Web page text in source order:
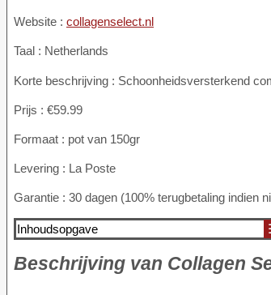
Website : collagenselect.nl
Taal : Netherlands
Korte beschrijving : Schoonheidsversterkend
Prijs : €59.99
Formaat : pot van 150gr
Levering : La Poste
Garantie : 30 dagen (100% terugbetaling indien
Inhoudsopgave
Beschrijving van Collagen